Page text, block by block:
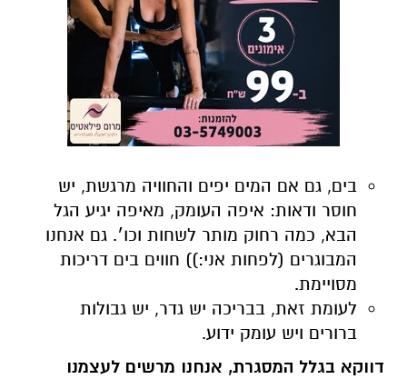
בים, גם אם המים יפים והחוויה מרגשת, יש
חוסר ודאות: איפה העומק, מאיפה יגיע הגל
הבא, כמה רחוק מותר לשחות וכו׳. גם אנחנו
המבוגרים (לפחות אני:)) חווים בים דריכות
מסויימת.
לעומת זאת, בבריכה יש גדר, יש גבולות
ברורים ויש עומק ידוע.
דווקא בגלל המסגרת, אנחנו מרשים לעצמנו